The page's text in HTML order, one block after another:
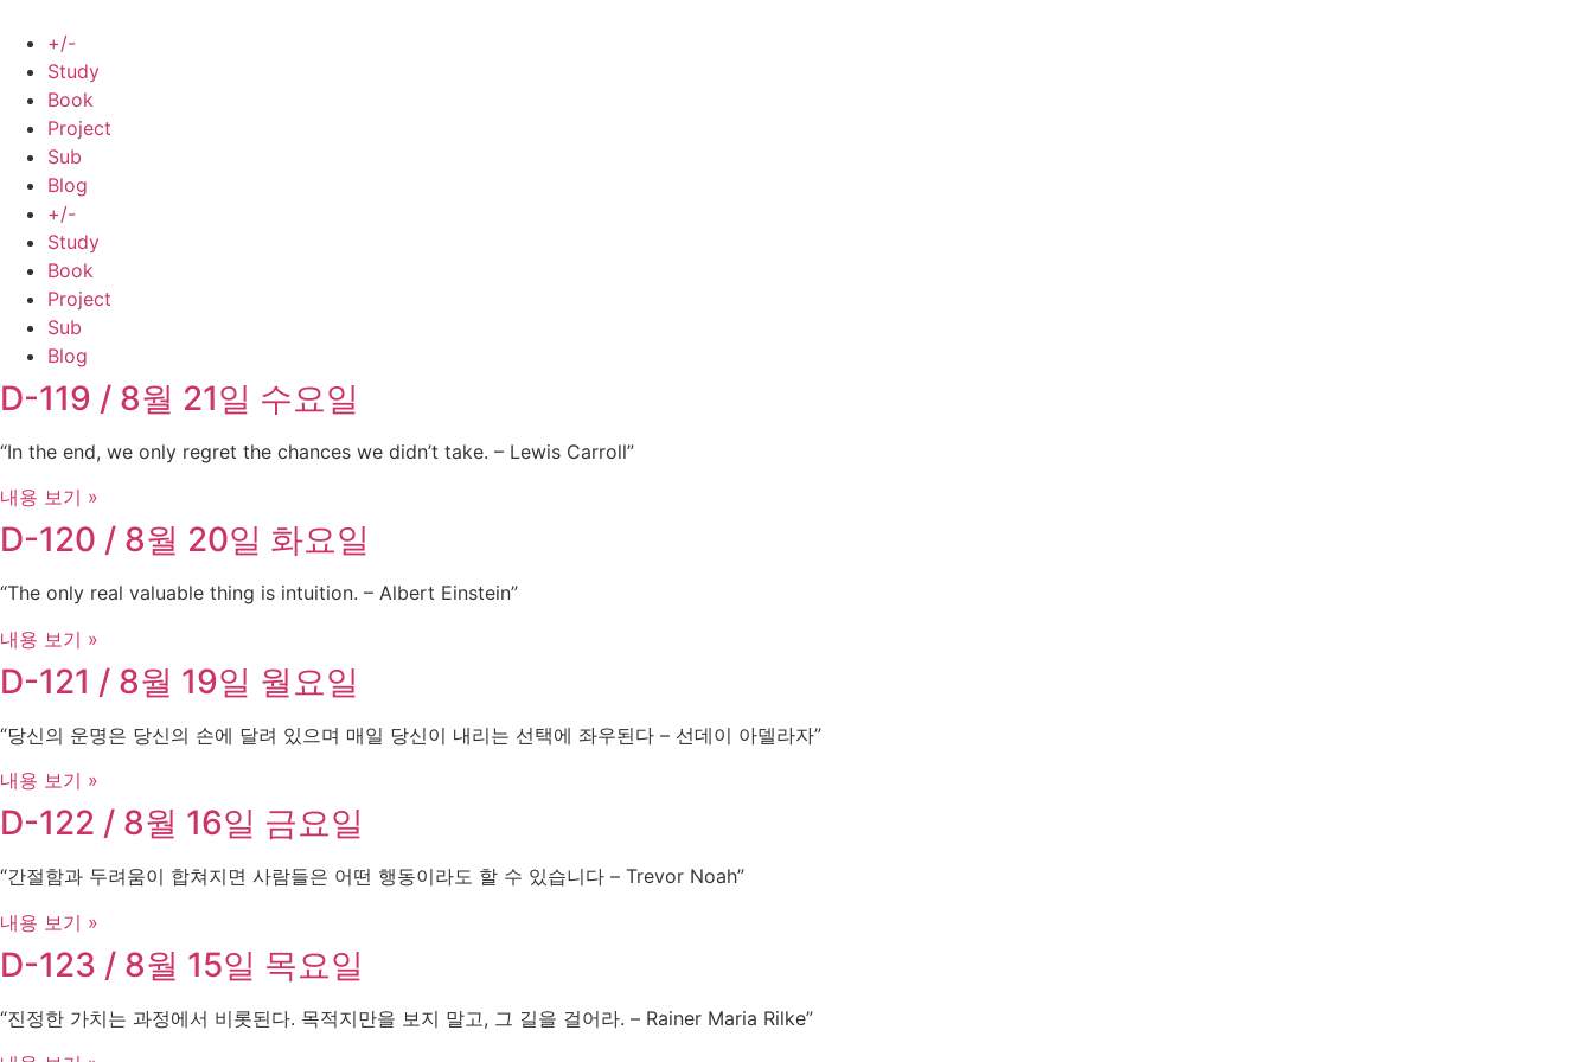
content
+/-
Study
Book
Project
Sub
Blog
+/-
Study
Book
Project
Sub
Blog
D-119 / 8월 21일 수요일
“In the end, we only regret the chances we didn’t take. – Lewis Carroll”
내용 보기 »
D-120 / 8월 20일 화요일
“The only real valuable thing is intuition. – Albert Einstein”
내용 보기 »
D-121 / 8월 19일 월요일
“당신의 운명은 당신의 손에 달려 있으며 매일 당신이 내리는 선택에 좌우된다 – 선데이 아델라자”
내용 보기 »
D-122 / 8월 16일 금요일
“간절함과 두려움이 합쳐지면 사람들은 어떤 행동이라도 할 수 있습니다 – Trevor Noah”
내용 보기 »
D-123 / 8월 15일 목요일
“진정한 가치는 과정에서 비롯된다. 목적지만을 보지 말고, 그 길을 걸어라. – Rainer Maria Rilke”